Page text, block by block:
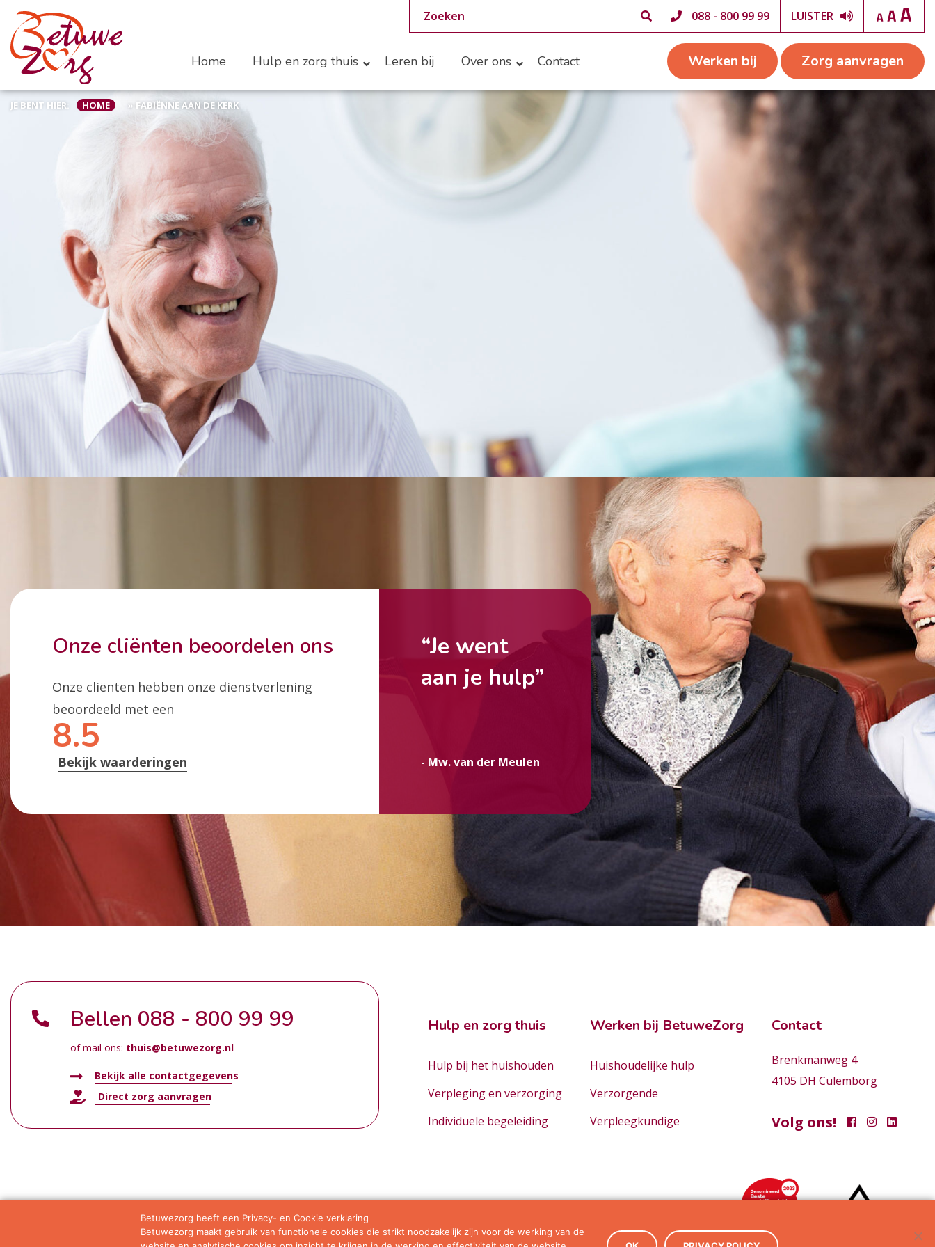
088 - 800 99 99 LUISTER
Home Hulp en zorg thuis Leren bij Over ons Contact Werken bij Zorg aanvragen
JE BENT HIER: HOME » FABIËNNE AAN DE KERK
Onze cliënten beoordelen ons
Onze cliënten hebben onze dienstverlening
beoordeeld met een
8.5
Bekijk waarderingen
“Je went
aan je hulp”
- Mw. van der Meulen
Bellen 088 - 800 99 99
of mail ons: thuis@betuwezorg.nl
Bekijk alle contactgegevens
Direct zorg aanvragen
Hulp en zorg thuis
Hulp bij het huishouden
Verpleging en verzorging
Individuele begeleiding
Werken bij BetuweZorg
Huishoudelijke hulp
Verzorgende
Verpleegkundige
Contact
Brenkmanweg 4
4105 DH Culemborg
Volg ons!
Privacy statement Algemene voorwaarden
Betuwezorg heeft een Privacy- en Cookie verklaring
Betuwezorg maakt gebruik van functionele cookies die strikt noodzakelijk zijn voor de werking van de